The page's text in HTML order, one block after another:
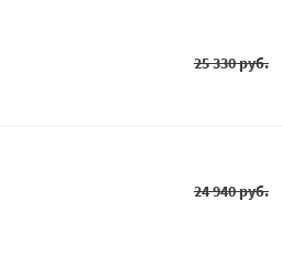
25 330 руб.
24 940 руб.